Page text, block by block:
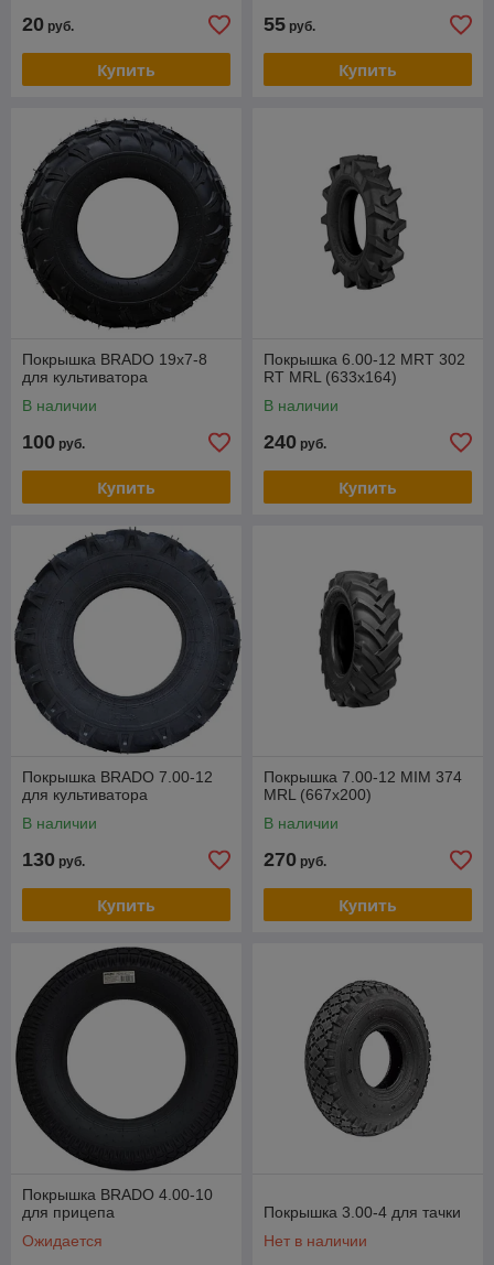
20 руб.
Купить
55 руб.
Купить
Покрышка BRADO 19x7-8
для культиватора
В наличии
100 руб.
Купить
Покрышка 6.00-12 MRT 302
RT MRL (633x164)
В наличии
240 руб.
Купить
Покрышка BRADO 7.00-12
для культиватора
В наличии
130 руб.
Купить
Покрышка 7.00-12 MIM 374
MRL (667x200)
В наличии
270 руб.
Купить
Покрышка BRADO 4.00-10
для прицепа
Ожидается
Покрышка 3.00-4 для тачки
Нет в наличии